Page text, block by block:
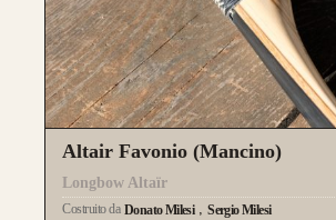
Guarda alcuni degli
realizzati su
Altair Favonio (Mancino)
Longbow Altaïr
Costruito da Donato Milesi
Sergio Milesi